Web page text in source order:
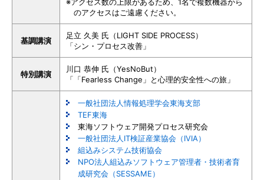
のアクセスはご遠慮ください。
基調講演
足立 久美 氏（LIGHT SIDE PROCESS）
「シン・プロセス改善」
特別講演
川口 恭伸 氏（YesNoBut）
「「Fearless Change」と心理的安全性への旅」
一般社団法人情報処理学会東海支部
TEF東海
東海ソフトウェア開発プロセス研究会
一般社団法人IT検証産業協会（IVIA）
組込みシステム技術協会
NPO法人組込みソフトウェア管理者・技術者育
成研究会（SESSAME）